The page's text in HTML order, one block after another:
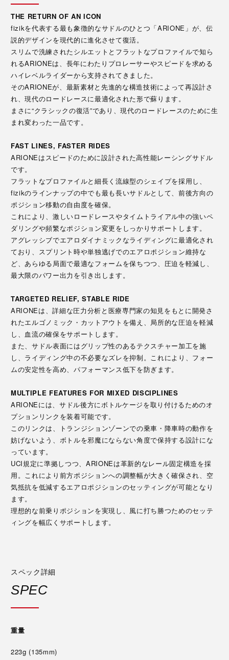
THE RETURN OF AN ICON
fizikを代表する最も象徴的なサドルのひとつ「ARIONE」が、伝
説的デザインを現代的に進化させて復活。
スリムで洗練されたシルエットとフラットなプロファイルで知ら
れるARIONEは、長年にわたりプロレーサーやスピードを求める
ハイレベルライダーから支持されてきました。
そのARIONEが、最新素材と先進的な構造技術によって再設計さ
れ、現代のロードレースに最適化された形で蘇ります。
まさに“クラシックの復活”であり、現代のロードレースのために生
まれ変わった一品です。
FAST LINES, FASTER RIDES
ARIONEはスピードのために設計された高性能レーシングサドル
です。
フラットなプロファイルと細長く流線型のシェイプを採用し、
fizikのラインナップの中でも最も長いサドルとして、前後方向の
ポジション移動の自由度を確保。
これにより、激しいロードレースやタイムトライアル中の強いペ
ダリングや頻繁なポジション変更をしっかりサポートします。
アグレッシブでエアロダイナミックなライディングに最適化され
ており、スプリント時や単独逃げでのエアロポジション維持な
ど、あらゆる局面で最適なフォームを保ちつつ、圧迫を軽減し、
最大限のパワー出力を引き出します。
TARGETED RELIEF, STABLE RIDE
ARIONEは、詳細な圧力分析と医療専門家の知見をもとに開発さ
れたエルゴノミック・カットアウトを備え、局所的な圧迫を軽減
し、血流の確保をサポートします。
また、サドル表面にはグリップ性のあるテクスチャー加工を施
し、ライディング中の不必要なズレを抑制。これにより、フォー
ムの安定性を高め、パフォーマンス低下を防ぎます。
MULTIPLE FEATURES FOR MIXED DISCIPLINES
ARIONEには、サドル後方にボトルケージを取り付けるためのオ
プションリンクを装着可能です。
このリンクは、トランジションゾーンでの乗車・降車時の動作を
妨げないよう、ボトルを邪魔にならない角度で保持する設計にな
っています。
UCI規定に準拠しつつ、ARIONEは革新的なレール固定構造を採
用。これにより前方ポジションへの調整幅が大きく確保され、空
気抵抗を低減するエアロポジションのセッティングが可能となり
ます。
理想的な前乗りポジションを実現し、風に打ち勝つためのセッテ
ィングを幅広くサポートします。
スペック詳細
SPEC
重量
223g (135mm)